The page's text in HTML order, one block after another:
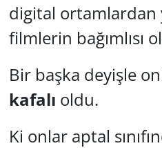
digital ortamlardan
filmlerin bağımlısı
Bir başka deyişle
kafalı oldu.
Ki onlar aptal